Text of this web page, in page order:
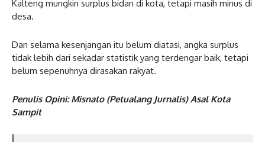
Kalteng mungkin surplus bidan di kota, tetapi masih minus di
desa.
Dan selama kesenjangan itu belum diatasi, angka surplus
tidak lebih dari sekadar statistik yang terdengar baik, tetapi
belum sepenuhnya dirasakan rakyat.
Penulis Opini: Misnato (Petualang Jurnalis) Asal Kota
Sampit